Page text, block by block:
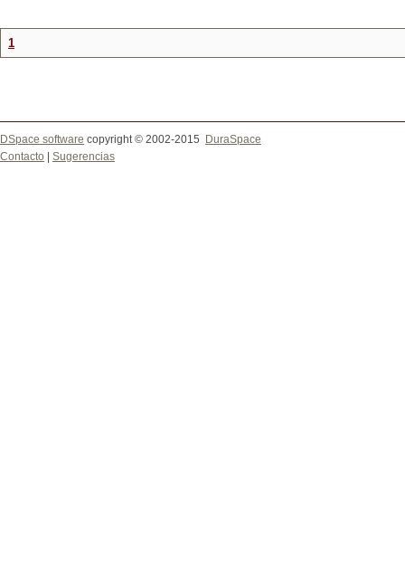
1
DSpace software copyright © 2002-2015
DuraSpace
Contacto
Sugerencias